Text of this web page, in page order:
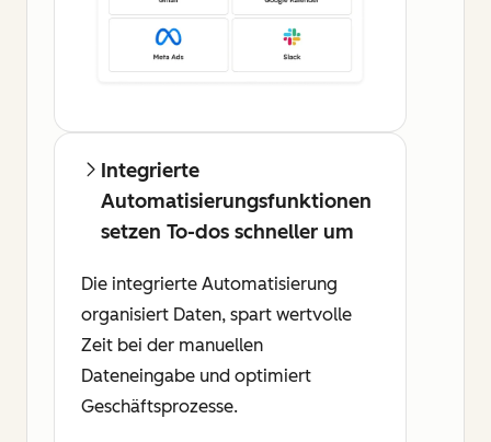
Integrierte
Automatisierungsfunktionen
setzen To-dos schneller um
Die integrierte Automatisierung
organisiert Daten, spart wertvolle
Zeit bei der manuellen
Dateneingabe und optimiert
Geschäftsprozesse.